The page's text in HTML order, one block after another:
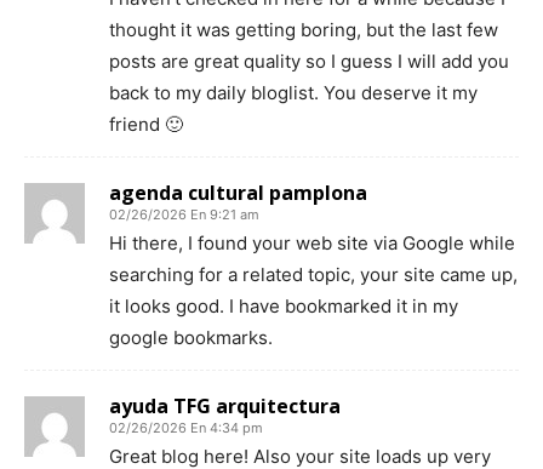
thought it was getting boring, but the last few
posts are great quality so I guess I will add you
back to my daily bloglist. You deserve it my
friend 🙂
agenda cultural pamplona
02/26/2026 En 9:21 am
Hi there, I found your web site via Google while
searching for a related topic, your site came up,
it looks good. I have bookmarked it in my
google bookmarks.
ayuda TFG arquitectura
02/26/2026 En 4:34 pm
Great blog here! Also your site loads up very